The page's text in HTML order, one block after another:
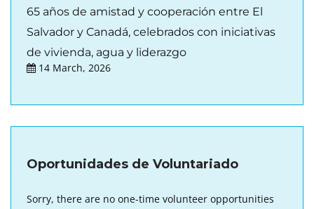
65 años de amistad y cooperación entre El
Salvador y Canadá, celebrados con iniciativas
de vivienda, agua y liderazgo
14 March, 2026
Oportunidades de Voluntariado
Sorry, there are no one-time volunteer opportunities